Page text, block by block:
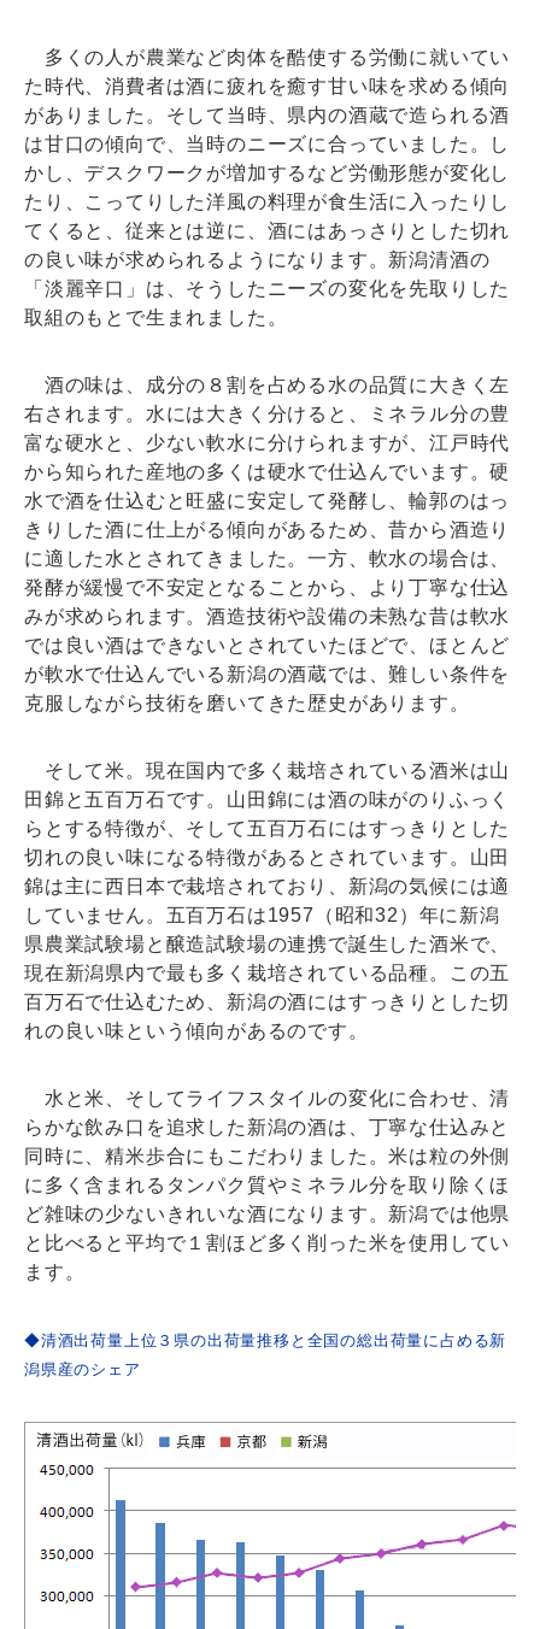
多くの人が農業など肉体を酷使する労働に就いてい
た時代、消費者は酒に疲れを癒す甘い味を求める傾向
がありました。そして当時、県内の酒蔵で造られる酒
は甘口の傾向で、当時のニーズに合っていました。し
かし、デスクワークが増加するなど労働形態が変化し
たり、こってりした洋風の料理が食生活に入ったりし
てくると、従来とは逆に、酒にはあっさりとした切れ
の良い味が求められるようになります。新潟清酒の
「淡麗辛口」は、そうしたニーズの変化を先取りした
取組のもとで生まれました。
酒の味は、成分の８割を占める水の品質に大きく左
右されます。水には大きく分けると、ミネラル分の豊
富な硬水と、少ない軟水に分けられますが、江戸時代
から知られた産地の多くは硬水で仕込んでいます。硬
水で酒を仕込むと旺盛に安定して発酵し、輪郭のはっ
きりした酒に仕上がる傾向があるため、昔から酒造り
に適した水とされてきました。一方、軟水の場合は、
発酵が緩慢で不安定となることから、より丁寧な仕込
みが求められます。酒造技術や設備の未熟な昔は軟水
では良い酒はできないとされていたほどで、ほとんど
が軟水で仕込んでいる新潟の酒蔵では、難しい条件を
克服しながら技術を磨いてきた歴史があります。
そして米。現在国内で多く栽培されている酒米は山
田錦と五百万石です。山田錦には酒の味がのりふっく
らとする特徴が、そして五百万石にはすっきりとした
切れの良い味になる特徴があるとされています。山田
錦は主に西日本で栽培されており、新潟の気候には適
していません。五百万石は1957（昭和32）年に新潟
県農業試験場と醸造試験場の連携で誕生した酒米で、
現在新潟県内で最も多く栽培されている品種。この五
百万石で仕込むため、新潟の酒にはすっきりとした切
れの良い味という傾向があるのです。
水と米、そしてライフスタイルの変化に合わせ、清
らかな飲み口を追求した新潟の酒は、丁寧な仕込みと
同時に、精米歩合にもこだわりました。米は粒の外側
に多く含まれるタンパク質やミネラル分を取り除くほ
ど雑味の少ないきれいな酒になります。新潟では他県
と比べると平均で１割ほど多く削った米を使用してい
ます。
◆清酒出荷量上位３県の出荷量推移と全国の総出荷量に占める新
潟県産のシェア